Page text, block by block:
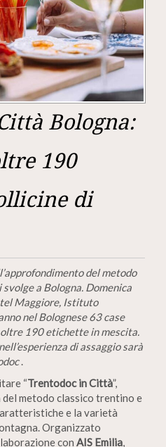
Bologna:
190
di
del metodo
a Bologna. Domenica
Maggiore, Istituto
nel Bolognese 63 case
190 etichette in mescita.
di assaggio sarà
.
“Trentodoc in Città”,
metodo classico trentino e
e la varietà
Organizzato
con AIS Emilia,